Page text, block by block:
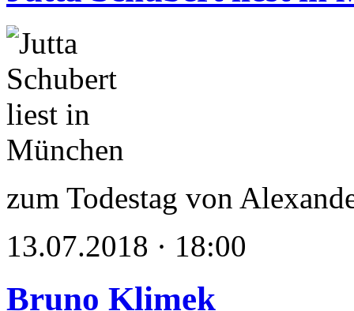
zum Todestag von
13.07.2018 · 18:00
Bruno Klimek